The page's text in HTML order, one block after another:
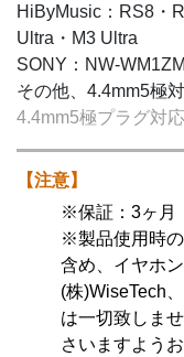
HiByMusic：RS8・
Ultra・M3 Ultra
SONY：NW-
その他、4.4mm5極
4.4mm5極プラグ対
【注意】
※保証：3ヶ月
※製品使用時
含め、イヤホ
(株)WiseTech
は一切致しま
さいますよう